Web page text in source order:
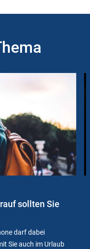
sollten Sie
darf dabei
Sie auch im Urlaub